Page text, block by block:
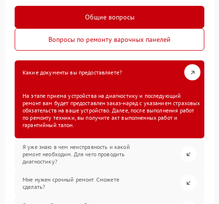
Общие вопросы
Вопросы по ремонту варочных панелей
Какие документы вы предоставляете?
На этапе приема устройства на диагностику и последующий
ремонт вам будет предоставлен заказ-наряд с указанием страховых
обязательств на ваше устройство. Далее, после выполнения работ
по ремонту техники, вы получите акт выполненных работ и
гарантийный талон.
Я уже знаю в чем неисправность и какой
ремонт необходим. Для чего проводить
диагностику?
Мне нужен срочный ремонт. Сможете
сделать?